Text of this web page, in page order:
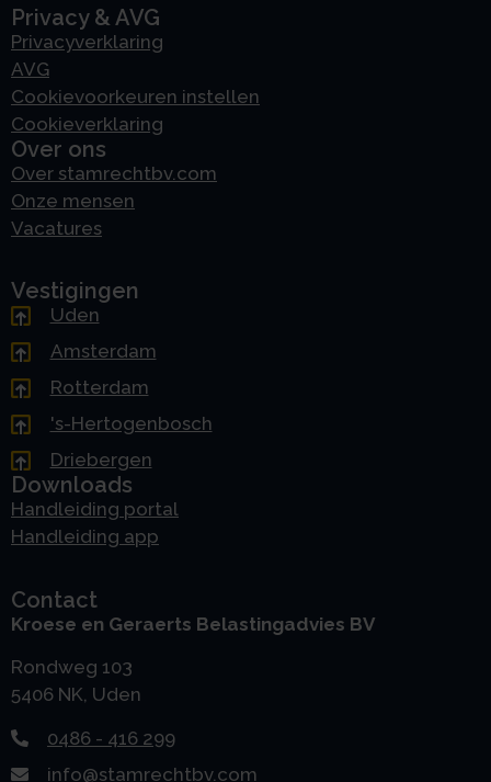
Privacy & AVG
Privacyverklaring
AVG
Cookievoorkeuren instellen
Cookieverklaring
Over ons
Over stamrechtbv.com
Onze mensen
Vacatures
Vestigingen
Uden
Amsterdam
Rotterdam
's-Hertogenbosch
Driebergen
Downloads
Handleiding portal
Handleiding app
Contact
Kroese en Geraerts Belastingadvies BV
Rondweg 103
5406 NK, Uden
0486 - 416 299
info@stamrechtbv.com